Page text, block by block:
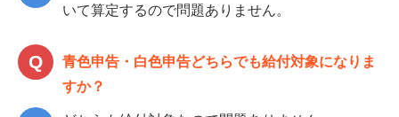
いて算定するので問題ありません。
青色申告・白色申告どちらでも給付対象になりま
すか？